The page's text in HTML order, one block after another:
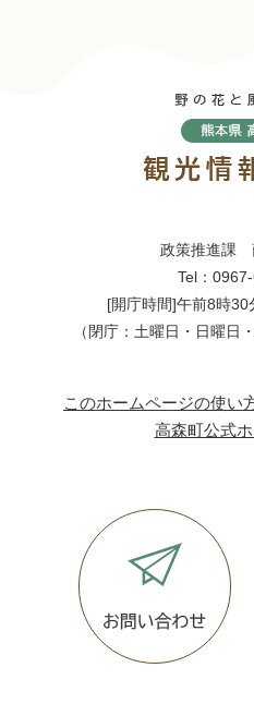
政策推進課
Tel：
[開庁時間]午前8時
（閉庁：土曜日・日曜日
このホームページの使い
高森町公式